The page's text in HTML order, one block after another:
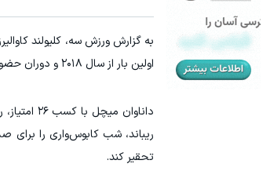
اولین بار از سال ۲۰۱۸ و دوران حضور لبران جیمز است که کلیولند به این مرحله از رقابت‌ها صعود می‌کند.
ریباند، شب کابوس‌واری را برای
تحقیر کند.